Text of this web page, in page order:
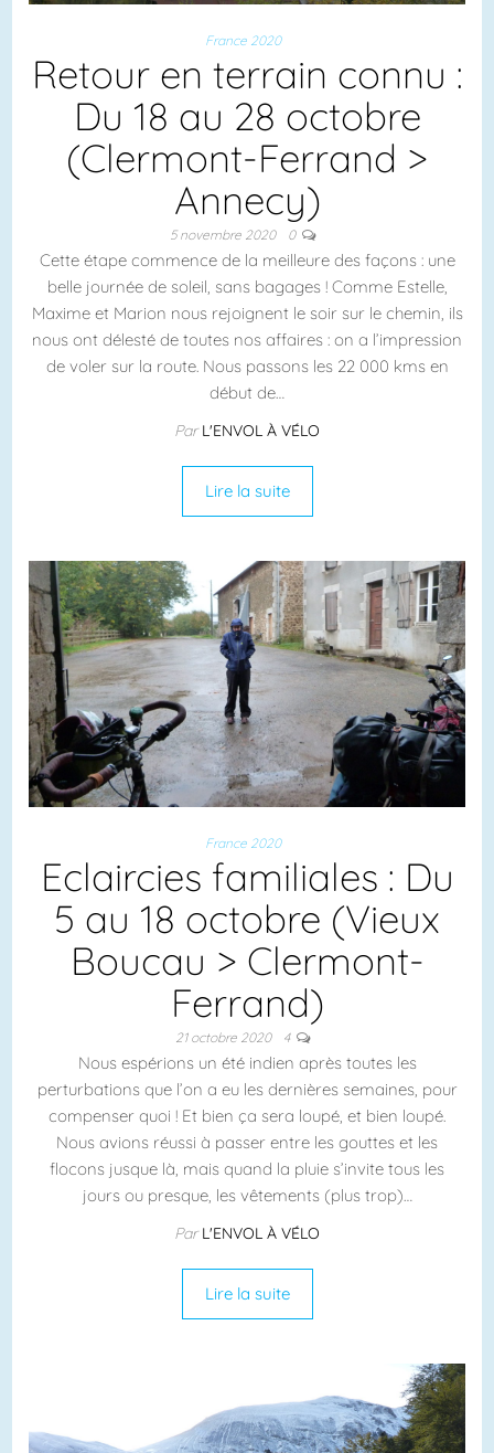
France 2020
Retour en terrain connu :
Du 18 au 28 octobre
(Clermont-Ferrand >
Annecy)
5 novembre 2020 0
Cette étape commence de la meilleure des façons : une
belle journée de soleil, sans bagages ! Comme Estelle,
Maxime et Marion nous rejoignent le soir sur le chemin, ils
nous ont délesté de toutes nos affaires : on a l’impression
de voler sur la route. Nous passons les 22 000 kms en
début de…
ParL'ENVOL À VÉLO
Lire la suite
France 2020
Eclaircies familiales : Du
5 au 18 octobre (Vieux
Boucau > Clermont-
Ferrand)
21 octobre 2020 4
Nous espérions un été indien après toutes les
perturbations que l’on a eu les dernières semaines, pour
compenser quoi ! Et bien ça sera loupé, et bien loupé.
Nous avions réussi à passer entre les gouttes et les
flocons jusque là, mais quand la pluie s’invite tous les
jours ou presque, les vêtements (plus trop)…
ParL'ENVOL À VÉLO
Lire la suite